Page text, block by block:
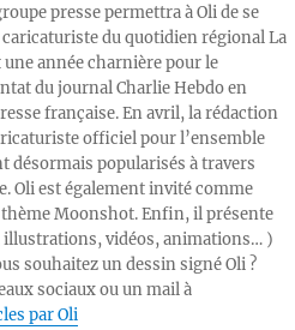
presse permettra à Oli de se
du quotidien régional La
une année charnière pour le
du journal Charlie Hebdo en
française. En avril, la rédaction
officiel pour l’ensemble
désormais popularisés à travers
Oli est également invité comme
thème Moonshot. Enfin, il présente
illustrations, vidéos, animations… )
souhaitez un dessin signé Oli ?
sociaux ou un mail à
par Oli